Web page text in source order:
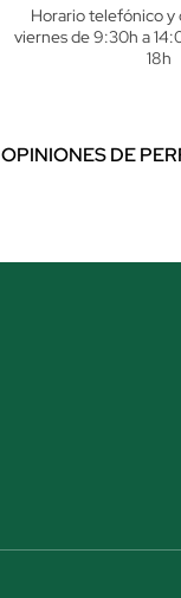
Horario telefónico y
viernes de 9:30h a
18h
OPINIONES DE